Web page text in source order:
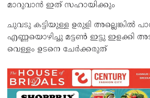
മാറുവാൻ ഇത് സഹായിക്കും
ചുവടു കട്ടിയുള്ള ഉരുളി അല്ലെങ്കിൽ
എണ്ണയൊഴിച്ചു മട്ടൺ ഇട്ടു ഇളക്കി
വെള്ളം ഉടനെ ചേർക്കരുത്